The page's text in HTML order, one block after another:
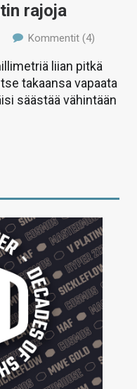
rajoja
Kommentit (4)
liian pitkä
takaansa vapaata
säästää vähintään